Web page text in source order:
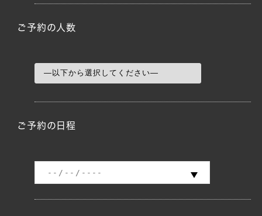
ご予約の人数
ご予約の日程